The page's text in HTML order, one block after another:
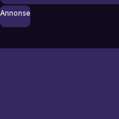
Annonse